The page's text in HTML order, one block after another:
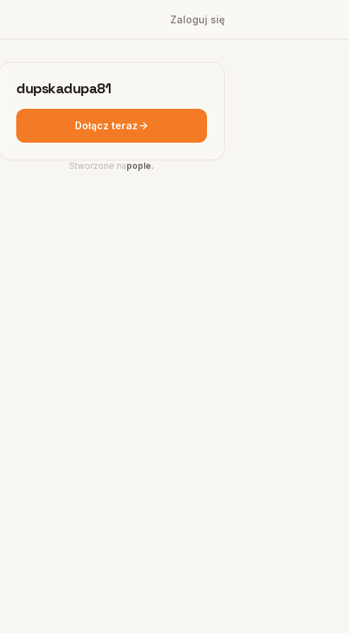
Zaloguj się
dupskadupa81
Dołącz teraz
Stworzone napople.